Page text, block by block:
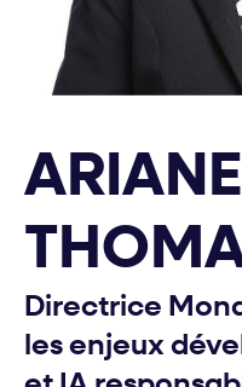
ARIANE
Directrice
les enjeux